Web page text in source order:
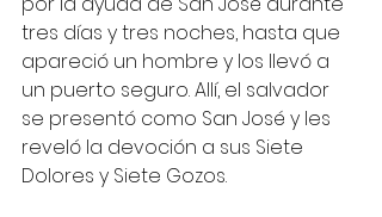
tres días y tres noches, hasta que
apareció un hombre y los llevó a
un puerto seguro. Allí, el salvador
se presentó como San José y les
reveló la devoción a sus Siete
Dolores y Siete Gozos.